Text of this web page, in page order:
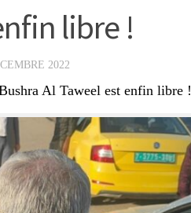
libre !
2022
Al Taweel est enfin libre !